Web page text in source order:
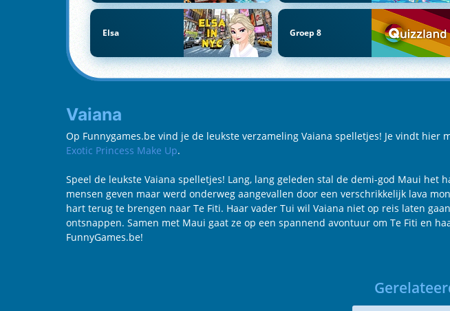
Elsa Groep 8
Vaiana
Op Funnygames.be vind je de leukste verzameling Vaiana spelletjes! Je vindt
Exotic Princess Make Up.
Speel de leukste Vaiana spelletjes! Lang, lang geleden stal de demi-god Maui
mensen geven maar werd onderweg aangevallen door een verschrikkelijk lava
hart terug te brengen naar Te Fiti. Haar vader Tui wil Vaiana niet op reis laten
ontsnappen. Samen met Maui gaat ze op een spannend avontuur om Te Fiti en
FunnyGames.be!